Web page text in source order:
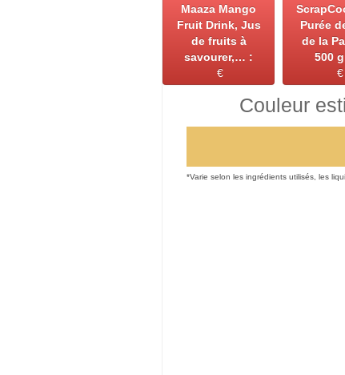
Maaza Mango
Fruit Drink, Jus
de fruits à
savourer,… :
€
Purée
de la
500
€
Couleur
*Varie selon les ingrédients utilisés, les